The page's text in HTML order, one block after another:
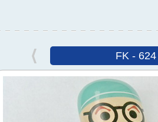
FK - 624